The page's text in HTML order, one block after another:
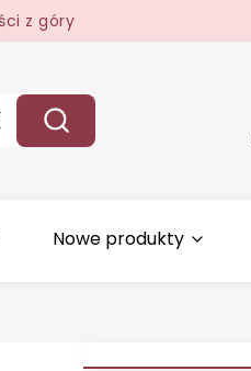
z góry
Szukaj
Nowe produkty